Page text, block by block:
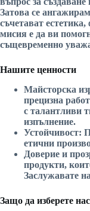
Затова се
съчетават
мисия е да ви
същевременно
Нашите ценности
Майсторска
прецизна
с талантливи
изпълнение.
Устойчивост:
етични
Доверие и
продукти,
Заслужавате
Защо да изберете